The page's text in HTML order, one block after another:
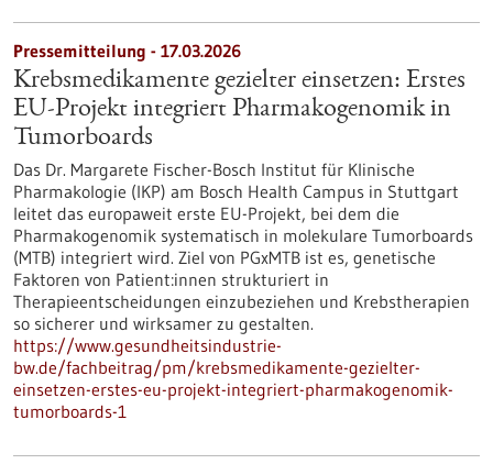
Pressemitteilung - 17.03.2026
Krebsmedikamente gezielter einsetzen: Erstes
EU-Projekt integriert Pharmakogenomik in
Tumorboards
Das Dr. Margarete Fischer-Bosch Institut für Klinische
Pharmakologie (IKP) am Bosch Health Campus in Stuttgart
leitet das europaweit erste EU-Projekt, bei dem die
Pharmakogenomik systematisch in molekulare Tumorboards
(MTB) integriert wird. Ziel von PGxMTB ist es, genetische
Faktoren von Patient:innen strukturiert in
Therapieentscheidungen einzubeziehen und Krebstherapien
so sicherer und wirksamer zu gestalten.
https://www.gesundheitsindustrie-
bw.de/fachbeitrag/pm/krebsmedikamente-gezielter-
einsetzen-erstes-eu-projekt-integriert-pharmakogenomik-
tumorboards-1